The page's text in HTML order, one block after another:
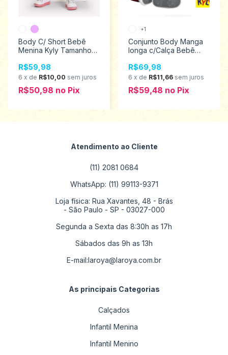
Body C/ Short Bebê
Menina Kyly Tamanhos
R$59,98
6 x de R$10,00 sem juros
R$50,98 no Pix
Conjunto Body Manga
longa c/Calça Bebê
Tamanhos P ao G
1000710
R$69,98
6 x de R$11,66 sem juros
R$59,48 no Pix
+1
Atendimento ao Cliente
(11) 2081 0684
WhatsApp: (11) 99113-9371
Loja física: Rua Xavantes, 48 - Brás
- São Paulo - SP - 03027-000
Segunda a Sexta das 8:30h as 17h
Sábados das 9h as 13h
E-mail:laroya@laroya.com.br
As principais Categorias
Calçados
Infantil Menina
Infantil Menino